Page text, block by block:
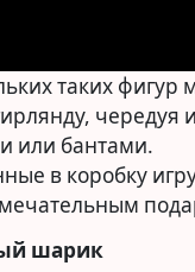
таких фигур
чередуя
или бантами.
в коробку
шарик